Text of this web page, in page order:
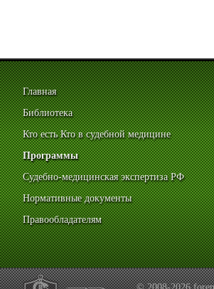
Главная
Библиотека
Кто есть Кто в судебной медицине
Программы
Судебно-медицинская экспертиза РФ
Нормативные документы
Правообладателям